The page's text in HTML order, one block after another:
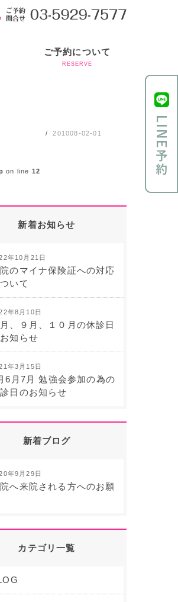
ご予約について
RESERVE
on line 12
201008-02-01
新着お知らせ
年10月21日
のマイナ保険証への対応
いて
年8月10日
、９月、１０月の休診日
知らせ
年3月15日
6月7月 勉強会参加の為の
日のお知らせ
新着ブログ
年9月29日
へ来院される方へのお願
カテゴリ一覧